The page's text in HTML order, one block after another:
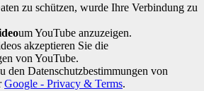
zu schützen, wurde Ihre Verbindung zu
um YouTube anzuzeigen.
akzeptieren Sie die
von YouTube.
den Datenschutzbestimmungen von
Google - Privacy & Terms.